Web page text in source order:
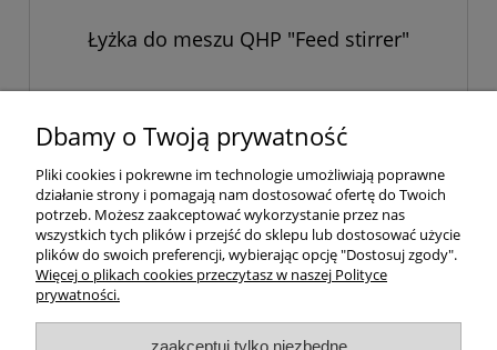
Łyżka do meszu QHP "Feed stirrer"
do koszyka
« 1 2 3 4 5 ... 11 »
Twoje konto
Dbamy o Twoją prywatność
Pliki cookies i pokrewne im technologie umożliwiają poprawne
działanie strony i pomagają nam dostosować ofertę do Twoich
potrzeb. Możesz zaakceptować wykorzystanie przez nas
wszystkich tych plików i przejść do sklepu lub dostosować użycie
plików do swoich preferencji, wybierając opcję "Dostosuj zgody".
Więcej o plikach cookies przeczytasz w naszej Polityce
prywatności.
zaakceptuj tylko niezbędne